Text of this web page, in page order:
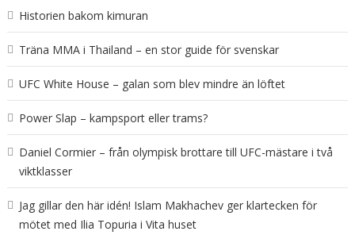
Historien bakom kimuran
Träna MMA i Thailand – en stor guide för svenskar
UFC White House – galan som blev mindre än löftet
Power Slap – kampsport eller trams?
Daniel Cormier – från olympisk brottare till UFC-mästare i två
viktklasser
Jag gillar den här idén! Islam Makhachev ger klartecken för
mötet med Ilia Topuria i Vita huset